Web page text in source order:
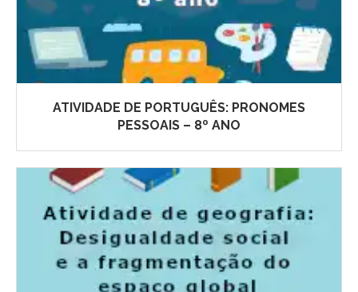
ATIVIDADE DE PORTUGUÊS: PRONOMES
PESSOAIS – 8º ANO